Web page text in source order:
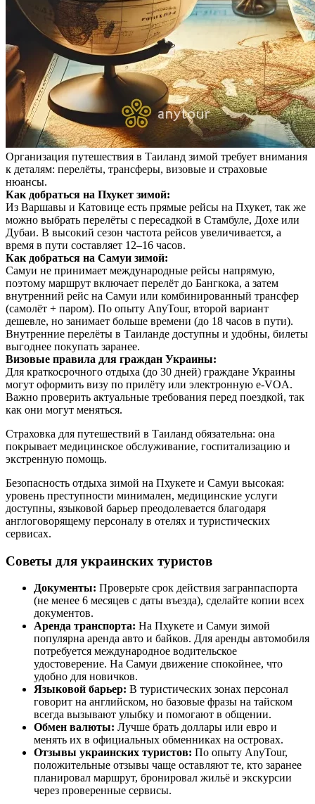
Организация путешествия в Таиланд зимой требует внимания
к деталям: перелёты, трансферы, визовые и страховые
нюансы.
Как добраться на Пхукет зимой:
Из Варшавы и Катовице есть прямые рейсы на Пхукет, так же
можно выбрать перелёты с пересадкой в Стамбуле, Дохе или
Дубаи. В высокий сезон частота рейсов увеличивается, а
время в пути составляет 12–16 часов.
Как добраться на Самуи зимой:
Самуи не принимает международные рейсы напрямую,
поэтому маршрут включает перелёт до Бангкока, а затем
внутренний рейс на Самуи или комбинированный трансфер
(самолёт + паром). По опыту AnyTour, второй вариант
дешевле, но занимает больше времени (до 18 часов в пути).
Внутренние перелёты в Таиланде доступны и удобны, билеты
выгоднее покупать заранее.
Визовые правила для граждан Украины:
Для краткосрочного отдыха (до 30 дней) граждане Украины
могут оформить визу по прилёту или электронную e-VOA.
Важно проверить актуальные требования перед поездкой, так
как они могут меняться.
Страховка для путешествий в Таиланд обязательна: она
покрывает медицинское обслуживание, госпитализацию и
экстренную помощь.
Безопасность отдыха зимой на Пхукете и Самуи высокая:
уровень преступности минимален, медицинские услуги
доступны, языковой барьер преодолевается благодаря
англоговорящему персоналу в отелях и туристических
сервисах.
Советы для украинских туристов
Документы: Проверьте срок действия загранпаспорта
(не менее 6 месяцев с даты въезда), сделайте копии всех
документов.
Аренда транспорта: На Пхукете и Самуи зимой
популярна аренда авто и байков. Для аренды автомобиля
потребуется международное водительское
удостоверение. На Самуи движение спокойнее, что
удобно для новичков.
Языковой барьер: В туристических зонах персонал
говорит на английском, но базовые фразы на тайском
всегда вызывают улыбку и помогают в общении.
Обмен валюты: Лучше брать доллары или евро и
менять их в официальных обменниках на островах.
Отзывы украинских туристов: По опыту AnyTour,
положительные отзывы чаще оставляют те, кто заранее
планировал маршрут, бронировал жильё и экскурсии
через проверенные сервисы.